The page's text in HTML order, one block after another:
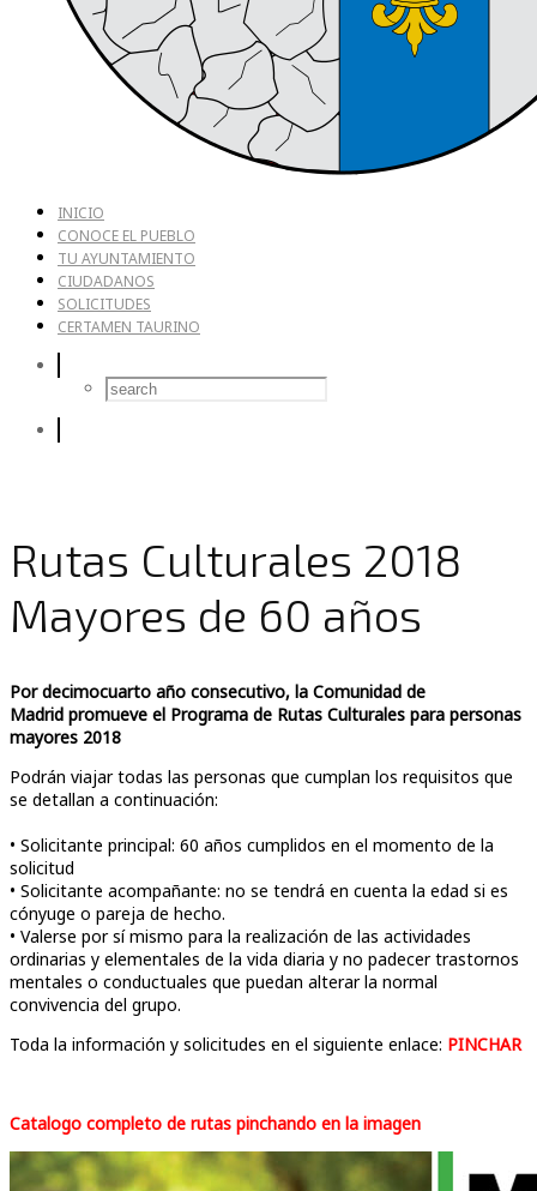
INICIO
CONOCE EL PUEBLO
TU AYUNTAMIENTO
CIUDADANOS
SOLICITUDES
CERTAMEN TAURINO
Rutas Culturales 2018
Mayores de 60 años
Por decimocuarto año consecutivo, la Comunidad de
Madrid promueve el Programa de Rutas Culturales para personas
mayores 2018
Podrán viajar todas las personas que cumplan los requisitos que
se detallan a continuación:
• Solicitante principal: 60 años cumplidos en el momento de la
solicitud
• Solicitante acompañante: no se tendrá en cuenta la edad si es
cónyuge o pareja de hecho.
• Valerse por sí mismo para la realización de las actividades
ordinarias y elementales de la vida diaria y no padecer trastornos
mentales o conductuales que puedan alterar la normal
convivencia del grupo.
Toda la información y solicitudes en el siguiente enlace: PINCHAR
Catalogo completo de rutas pinchando en la imagen